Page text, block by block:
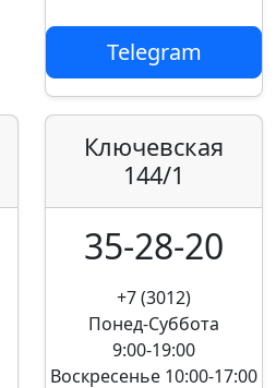
Telegram
Ключевская
144/1
35-28-20
+7 (3012)
Понед-Суббота
9:00-19:00
Воскресенье 10:00-17:00